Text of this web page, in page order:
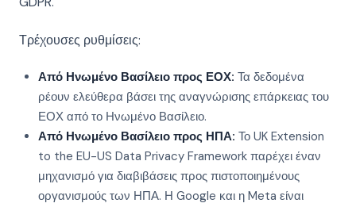
Τρέχουσες ρυθμίσεις:
Από Ηνωμένο Βασίλειο προς ΕΟΧ: Τα δεδομένα
ρέουν ελεύθερα βάσει της αναγνώρισης επάρκειας του
ΕΟΧ από το Ηνωμένο Βασίλειο.
Από Ηνωμένο Βασίλειο προς ΗΠΑ: Το UK Extension
to the EU-US Data Privacy Framework παρέχει έναν
μηχανισμό για διαβιβάσεις προς πιστοποιημένους
οργανισμούς των ΗΠΑ. Η Google και η Meta είναι